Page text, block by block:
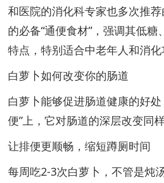
和医院的消化科专家也多次推
的必备“通便食材”，强调其低
特点，特别适合中老年人和消化
白萝卜如何改变你的肠道
白萝卜能够促进肠道健康的好
便”上，它对肠道的深层改变同
让排便更顺畅，缩短蹲厕时间
每周吃2-3次白萝卜，不管是炖